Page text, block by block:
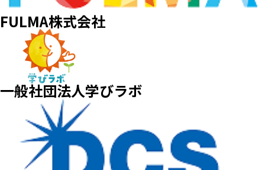
FULMA株式会社
一般社団法人学びラボ